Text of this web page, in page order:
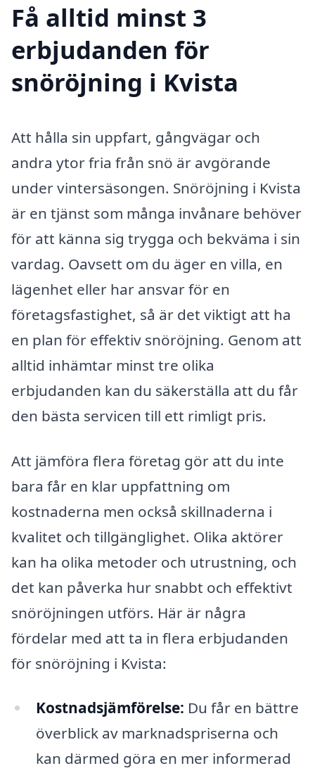
Få alltid minst 3
erbjudanden för
snöröjning i Kvista
Att hålla sin uppfart, gångvägar och
andra ytor fria från snö är avgörande
under vintersäsongen. Snöröjning i Kvista
är en tjänst som många invånare behöver
för att känna sig trygga och bekväma i sin
vardag. Oavsett om du äger en villa, en
lägenhet eller har ansvar för en
företagsfastighet, så är det viktigt att ha
en plan för effektiv snöröjning. Genom att
alltid inhämtar minst tre olika
erbjudanden kan du säkerställa att du får
den bästa servicen till ett rimligt pris.
Att jämföra flera företag gör att du inte
bara får en klar uppfattning om
kostnaderna men också skillnaderna i
kvalitet och tillgänglighet. Olika aktörer
kan ha olika metoder och utrustning, och
det kan påverka hur snabbt och effektivt
snöröjningen utförs. Här är några
fördelar med att ta in flera erbjudanden
för snöröjning i Kvista:
Kostnadsjämförelse: Du får en bättre
överblick av marknadspriserna och
kan därmed göra en mer informerad